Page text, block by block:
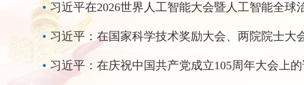
四届四次会议的农工党、九
•
•
• 习近平：在庆祝中国共产党成立105周年大会上